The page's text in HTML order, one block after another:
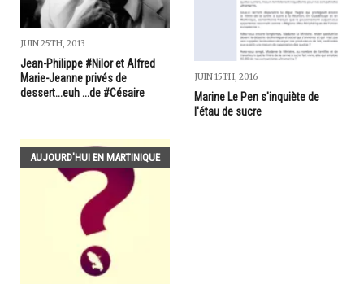
JUIN 25TH, 2013
Jean-Philippe #Nilor et Alfred
Marie-Jeanne privés de
dessert...euh ...de #Césaire
JUIN 15TH, 2016
Marine Le Pen s'inquiète de
l'étau de sucre
AUJOURD'HUI EN MARTINIQUE